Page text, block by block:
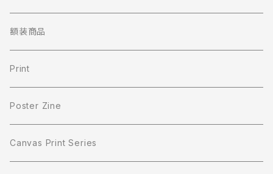
額装商品
Print
Poster Zine
Canvas Print Series